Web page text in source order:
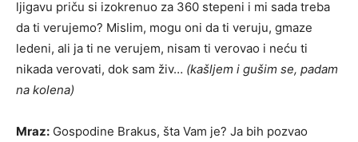
ljigavu priču si izokrenuo za 360 stepeni i mi sada treba
da ti verujemo? Mislim, mogu oni da ti veruju, gmaze
ledeni, ali ja ti ne verujem, nisam ti verovao i neću ti
nikada verovati, dok sam živ… (kašljem i gušim se, padam
na kolena)
Mraz: Gospodine Brakus, šta Vam je? Ja bih pozvao